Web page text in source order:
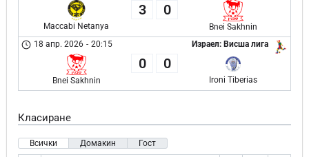
Maccabi Netanya
3 0
Bnei Sakhnin
Израел: Висша лига
18 апр. 2026 - 20:15
Bnei Sakhnin
0 0
Ironi Tiberias
Класиране
Всички Домакин Гост